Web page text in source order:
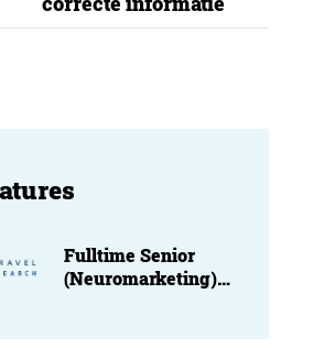
Fulltime Senior
(Neuromarketing)